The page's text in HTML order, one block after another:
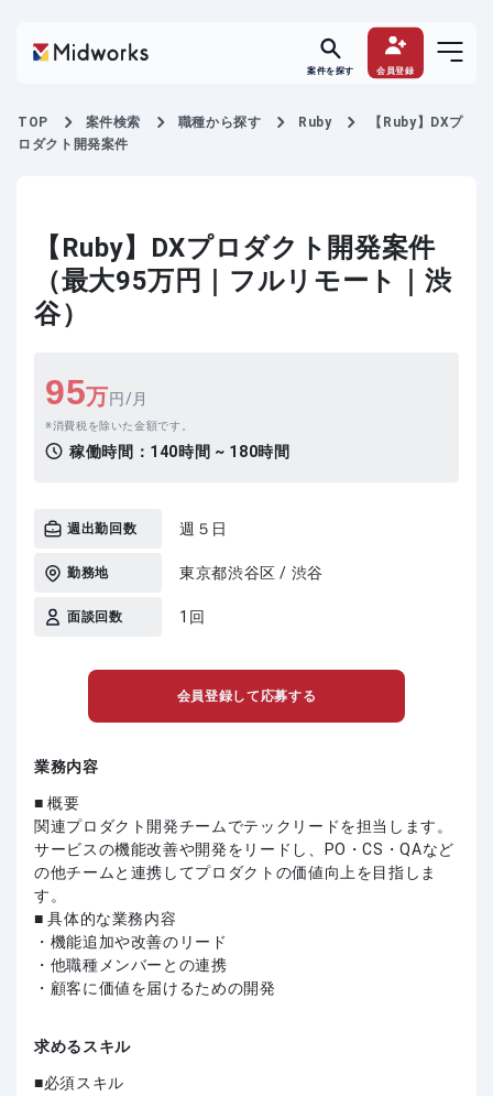
案件を探す 会員登録
TOP 案件検索 職種から探す Ruby
【Ruby】DXプ
ロダクト開発案件
【Ruby】DXプロダクト開発案件
（最大95万円｜フルリモート｜渋
谷）
95万円/月
消費税を除いた金額です。
稼働時間： 140時間 ~ 180時間
週出勤回数 週５日
勤務地 東京都渋谷区 / 渋谷
面談回数 1回
会員登録して応募する
業務内容
■ 概要
関連プロダクト開発チームでテックリードを担当します。
サービスの機能改善や開発をリードし、PO・CS・QAなど
の他チームと連携してプロダクトの価値向上を目指しま
す。
■ 具体的な業務内容
・機能追加や改善のリード
・他職種メンバーとの連携
・顧客に価値を届けるための開発
求めるスキル
必須スキル